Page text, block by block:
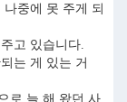
중에 못 주게 되
고 있습니다.
는 게 있는 거
로 늘 해 왔던 사